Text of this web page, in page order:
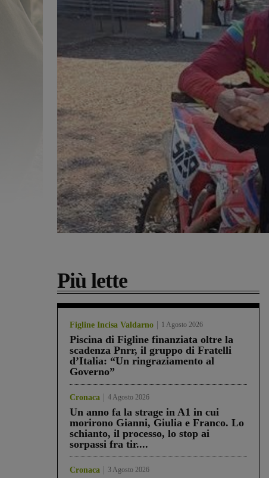
Più lette
Figline Incisa Valdarno 1 Agosto 2026
Piscina di Figline finanziata oltre la
scadenza Pnrr, il gruppo di Fratelli
d’Italia: “Un ringraziamento al
Governo”
Cronaca 4 Agosto 2026
Un anno fa la strage in A1 in cui
morirono Gianni, Giulia e Franco. Lo
schianto, il processo, lo stop ai
sorpassi fra tir....
Cronaca 3 Agosto 2026